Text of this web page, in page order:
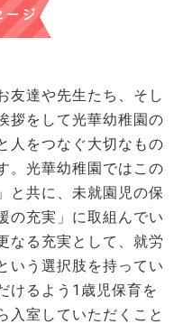
ージ
友達や先生たち、そし
拶をして光華幼稚園の
人をつなぐ大切なもの
。光華幼稚園ではこの
と共に、未就園児の保
の充実」に取組んでい
なる充実として、就労
いう選択肢を持ってい
けるよう1歳児保育を
入室していただくこと